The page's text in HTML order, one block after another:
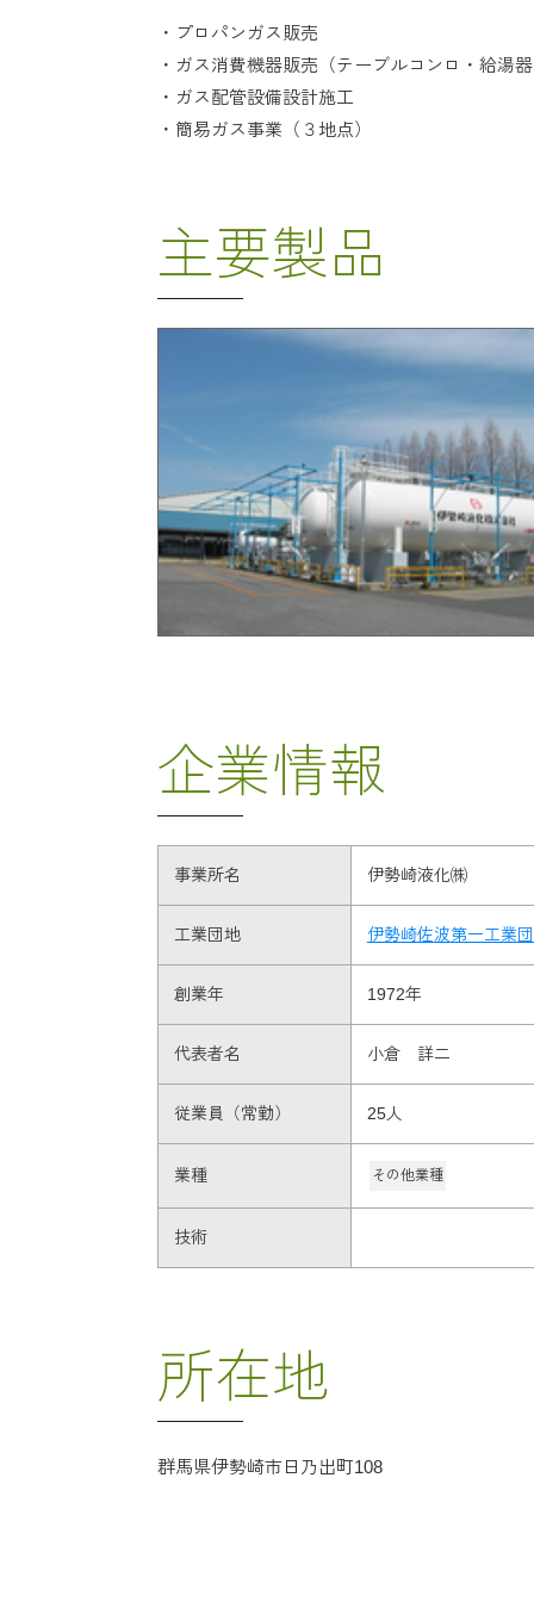
・プロパンガス販売
・ガス消費機器販売（テーブルコンロ・給湯
・ガス配管設備設計施工
・簡易ガス事業（３地点）
主要製品
企業情報
事業所名 伊勢崎液化㈱
工業団地 伊勢崎佐波第一工業
創業年 1972年
代表者名 小倉 詳二
従業員（常勤） 25人
業種 その他業種
技術
所在地
群馬県伊勢崎市日乃出町108